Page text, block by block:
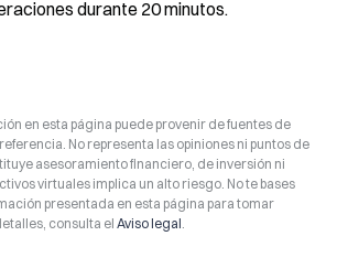
durante 20 minutos.
en esta página puede provenir de fuentes de
No representa las opiniones ni puntos de
asesoramiento financiero, de inversión ni
virtuales implica un alto riesgo. No te bases
presentada en esta página para tomar
consulta el Aviso legal.